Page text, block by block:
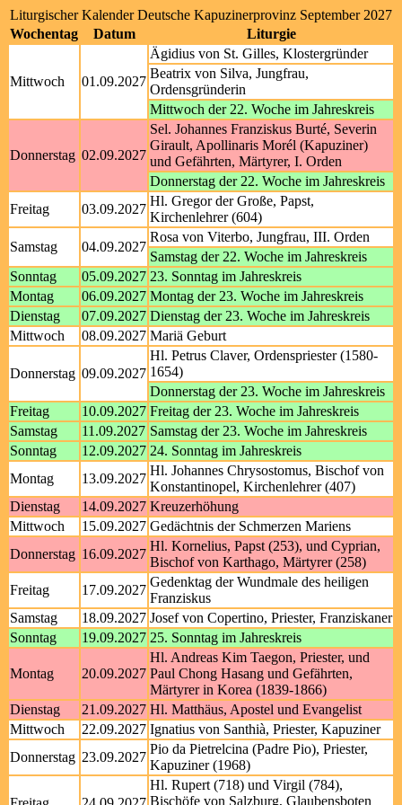
Liturgischer Kalender Deutsche Kapuzinerprovinz September 2027
Wochentag
Datum Liturgie
Mittwoch 01.09.2027
Ägidius von St. Gilles, Klostergründer
Beatrix von Silva, Jungfrau,
Ordensgründerin
Mittwoch der 22. Woche im Jahreskreis
Donnerstag 02.09.2027
Sel. Johannes Franziskus Burté, Severin
Girault, Apollinaris Morél (Kapuziner)
und Gefährten, Märtyrer, I. Orden
Donnerstag der 22. Woche im Jahreskreis
Freitag
03.09.2027
Hl. Gregor der Große, Papst,
Kirchenlehrer (604)
Samstag
04.09.2027
Rosa von Viterbo, Jungfrau, III. Orden
Samstag der 22. Woche im Jahreskreis
Sonntag
05.09.2027 23. Sonntag im Jahreskreis
Montag
06.09.2027 Montag der 23. Woche im Jahreskreis
Dienstag
07.09.2027 Dienstag der 23. Woche im Jahreskreis
Mittwoch
08.09.2027 Mariä Geburt
Donnerstag 09.09.2027
Hl. Petrus Claver, Ordenspriester (1580-
1654)
Donnerstag der 23. Woche im Jahreskreis
Freitag
10.09.2027 Freitag der 23. Woche im Jahreskreis
Samstag
11.09.2027 Samstag der 23. Woche im Jahreskreis
Sonntag
12.09.2027 24. Sonntag im Jahreskreis
Montag
13.09.2027
Hl. Johannes Chrysostomus, Bischof von
Konstantinopel, Kirchenlehrer (407)
Dienstag
14.09.2027 Kreuzerhöhung
Mittwoch
15.09.2027 Gedächtnis der Schmerzen Mariens
Donnerstag 16.09.2027
Hl. Kornelius, Papst (253), und Cyprian,
Bischof von Karthago, Märtyrer (258)
Freitag
17.09.2027
Gedenktag der Wundmale des heiligen
Franziskus
Samstag
18.09.2027 Josef von Copertino, Priester, Franziskaner
Sonntag
19.09.2027 25. Sonntag im Jahreskreis
Montag 20.09.2027
Hl. Andreas Kim Taegon, Priester, und
Paul Chong Hasang und Gefährten,
Märtyrer in Korea (1839-1866)
Dienstag
21.09.2027 Hl. Matthäus, Apostel und Evangelist
Mittwoch
22.09.2027 Ignatius von Santhià, Priester, Kapuziner
Donnerstag 23.09.2027
Pio da Pietrelcina (Padre Pio), Priester,
Kapuziner (1968)
Hl. Rupert (718) und Virgil (784),
Bischöfe von Salzburg, Glaubensboten